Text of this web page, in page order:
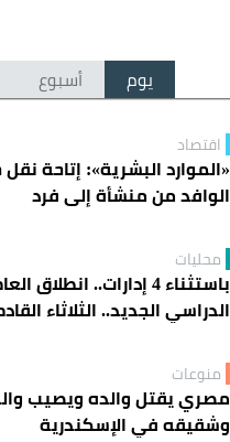
يوم أسبوع
اقتصاد
«الموارد البشرية»: إتاحة
الوافد من منشأة إلى فرد
محليات
باستثناء 4 إدارات.. انطلاق
الدراسي الجديد.. الثلاثاء
منوعات
مصري يقتل والده ويصيب
وشقيقه في الإسكندرية